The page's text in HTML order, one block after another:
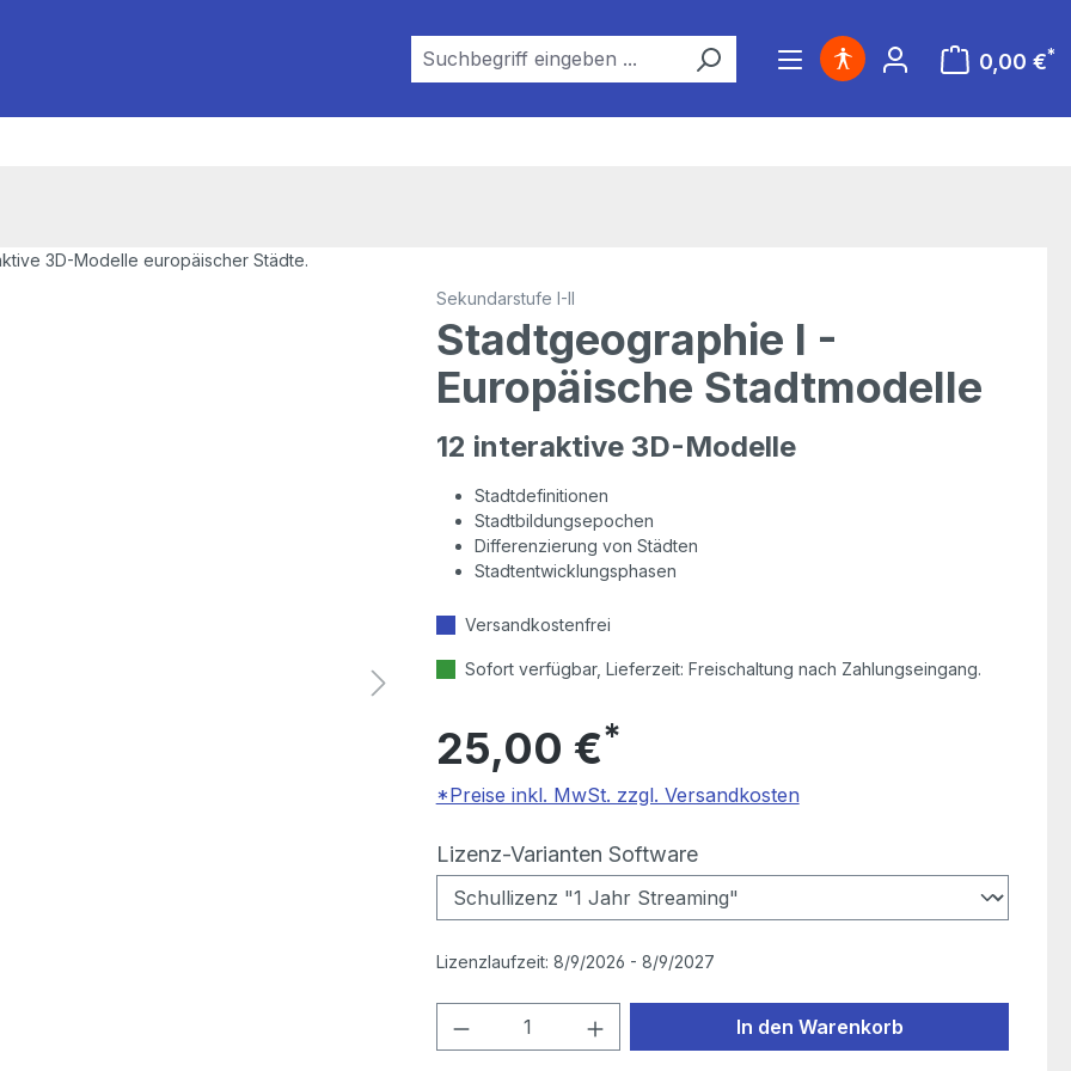
0,00 €*
Warenkorb
Sekundarstufe I-II
Stadtgeographie I -
Europäische Stadtmodelle
12 interaktive 3D-Modelle
Stadtdefinitionen
Stadtbildungsepochen
Differenzierung von Städten
Stadtentwicklungsphasen
Versandkostenfrei
Sofort verfügbar, Lieferzeit: Freischaltung nach Zahlungseingang.
25,00 €*
*Preise inkl. MwSt. zzgl. Versandkosten
Lizenz-Varianten Softwareauswählen
Lizenzlaufzeit: 8/9/2026 - 8/9/2027
Produkt Anzahl: Gib den gewünschten Wert
In den Warenkorb